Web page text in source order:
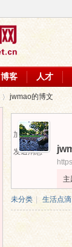
博客 人才
jwmao的博文
加为好友
发送消息
主
未分类 生活点滴